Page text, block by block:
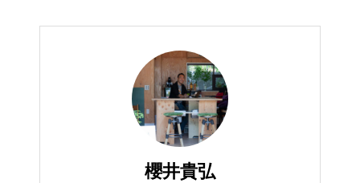
櫻井貴弘